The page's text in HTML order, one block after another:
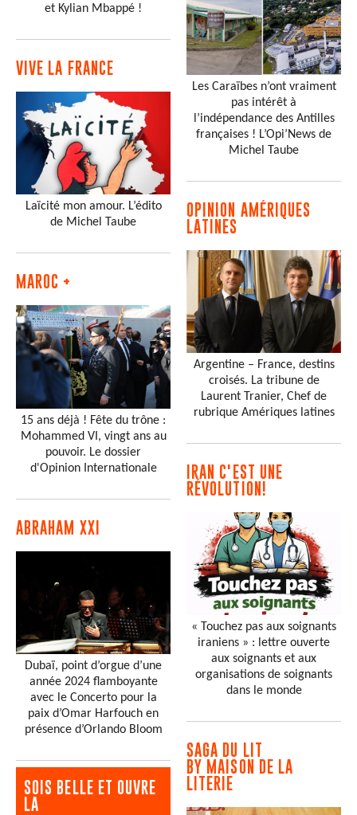
et Kylian Mbappé !
VIVE LA FRANCE
Laïcité mon amour. L’édito
de Michel Taube
MAROC +
15 ans déjà ! Fête du trône :
Mohammed VI, vingt ans au
pouvoir. Le dossier
d'Opinion Internationale
ABRAHAM XXI
Dubaï, point d’orgue d’une
année 2024 flamboyante
avec le Concerto pour la
paix d’Omar Harfouch en
présence d’Orlando Bloom
SOIS BELLE ET OUVRE
LA
Les Caraïbes n’ont vraiment
pas intérêt à
l’indépendance des Antilles
françaises ! L’Opi’News de
Michel Taube
OPINION AMÉRIQUES
LATINES
Argentine – France, destins
croisés. La tribune de
Laurent Tranier, Chef de
rubrique Amériques latines
IRAN C'EST UNE
RÉVOLUTION!
« Touchez pas aux soignants
iraniens » : lettre ouverte
aux soignants et aux
organisations de soignants
dans le monde
SAGA DU LIT
BY MAISON DE LA
LITERIE